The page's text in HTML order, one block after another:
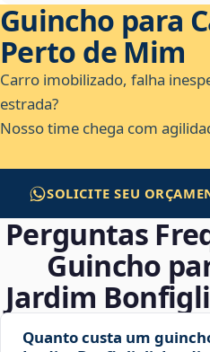
Guincho para
Perto de Mim
Carro imobilizado, falha
estrada?
Nosso time chega com
SOLICITE SEU
Perguntas
Guincho
Jardim
Quanto custa um